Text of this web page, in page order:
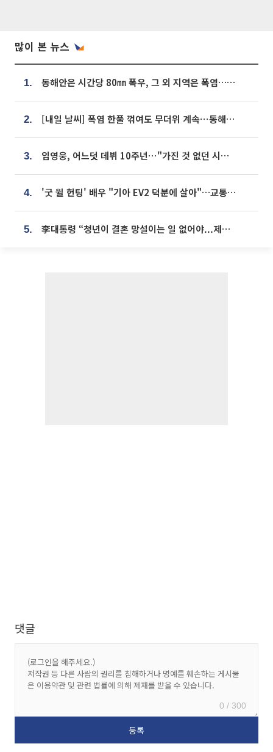
많이 본 뉴스
1. 동해안은 시간당 80㎜ 폭우, 그 외 지역은 폭염…‘극과 극 날씨’
2. [내일 날씨] 폭염 한풀 꺾여도 무더위 계속⋯동해안 이틀 연속 비
3. 임영웅, 어느덧 데뷔 10주년⋯"가진 것 없던 시절, 내 앞엔 20명의 팬뿐"
4. '굿 윌 헌팅' 배우 "기아 EV2 덕분에 살아"…교통사고 후 안전성 극찬
5. 李대통령 “청년이 결혼 망설이는 일 없어야...제도상 불이익 조사”
댓글
0 / 300